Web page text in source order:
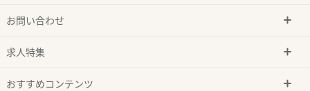
お問い合わせ
求人特集
おすすめコンテンツ